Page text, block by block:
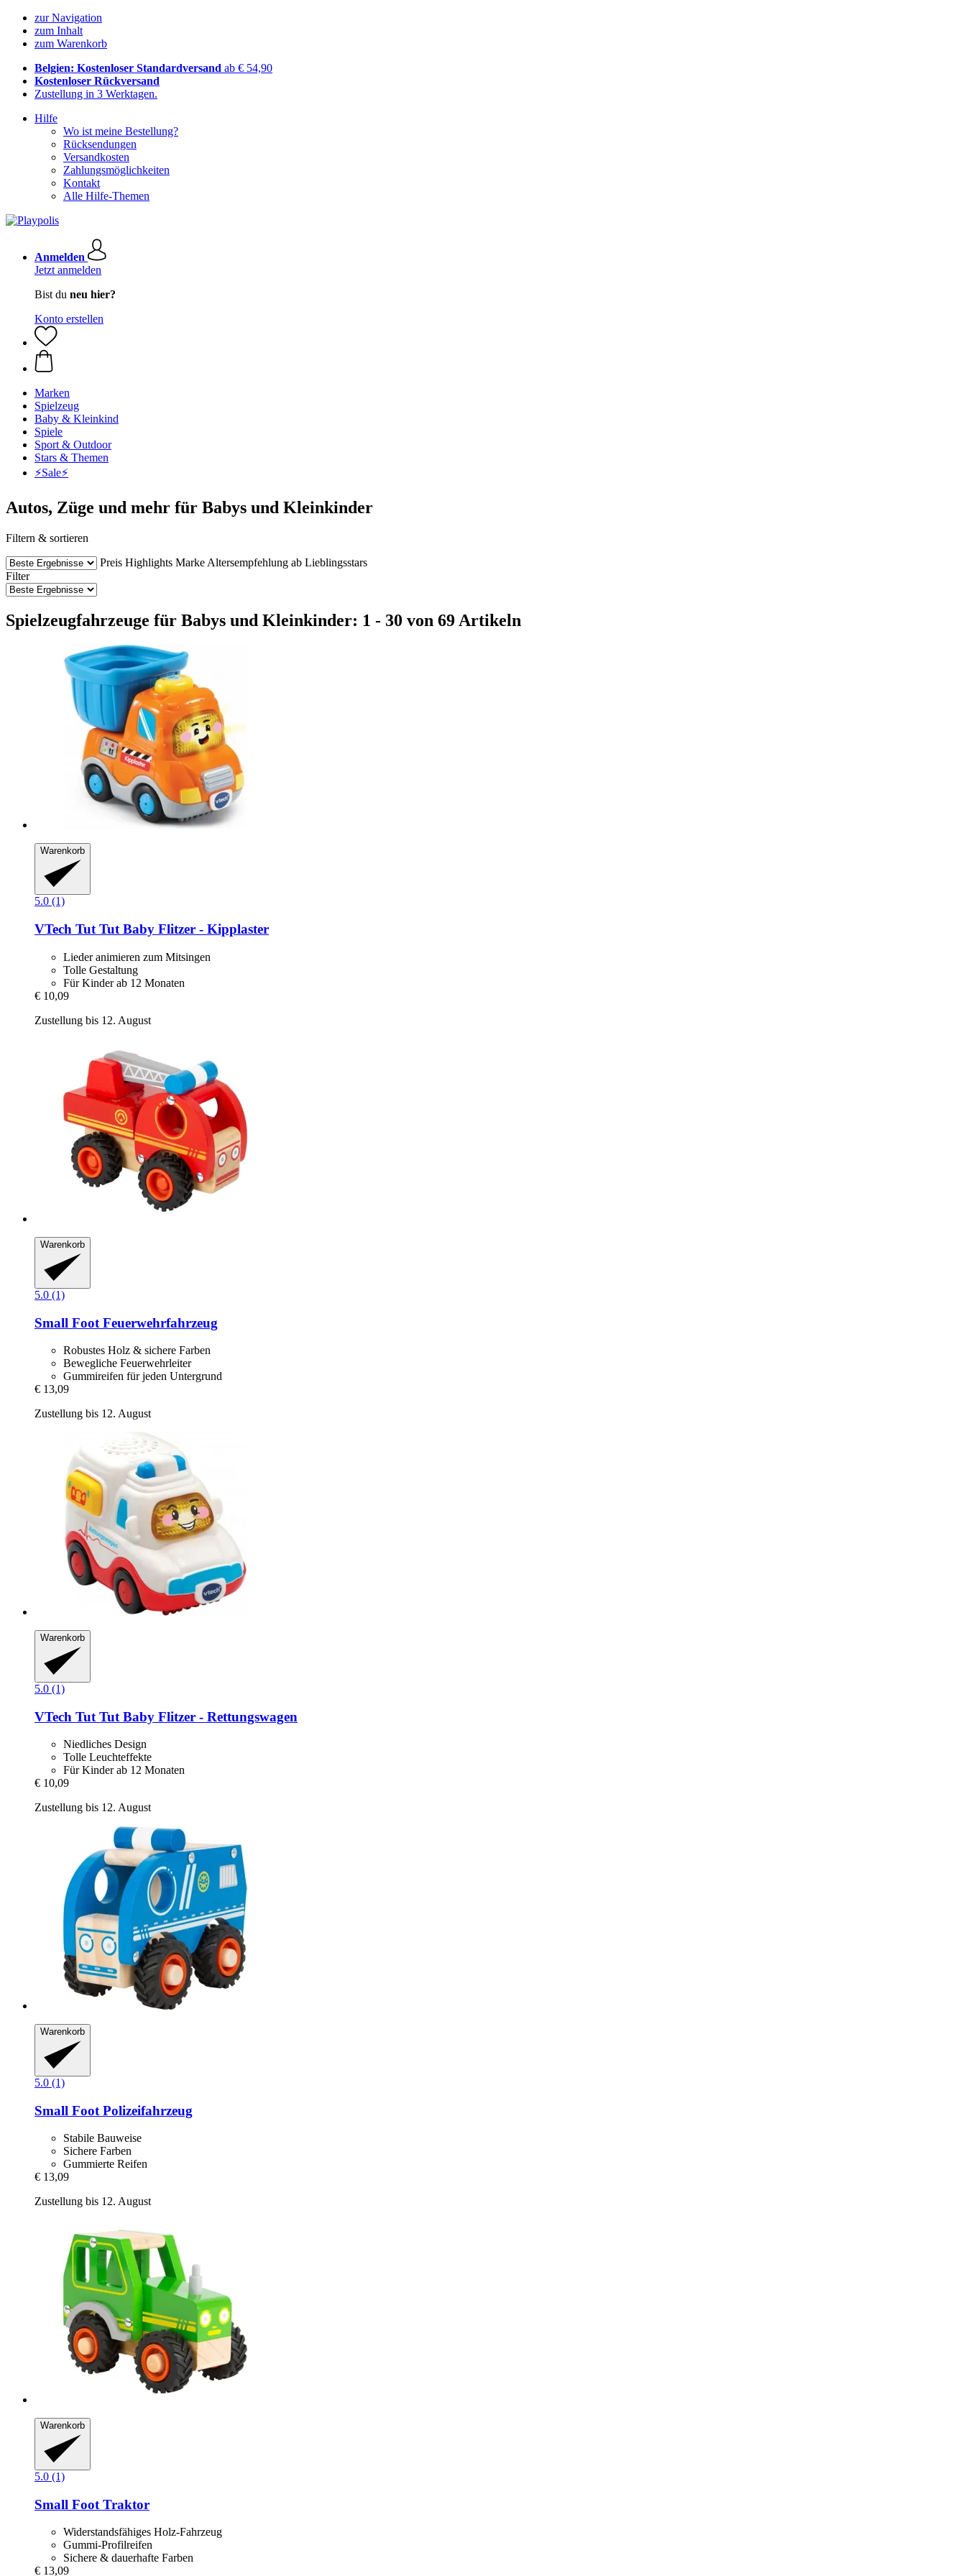
zur Navigation
zum Inhalt
zum Warenkorb
Belgien: Kostenloser Standardversand ab € 54,90
Kostenloser Rückversand
Zustellung in 3 Werktagen.
Hilfe
Wo ist meine Bestellung?
Rücksendungen
Versandkosten
Zahlungsmöglichkeiten
Kontakt
Alle Hilfe-Themen
Anmelden
Jetzt anmelden
Bist du neu hier?
Konto erstellen
Marken
Spielzeug
Baby & Kleinkind
Spiele
Sport & Outdoor
Stars & Themen
⚡️Sale⚡️
Autos, Züge und mehr für Babys und Kleinkinder
Filtern & sortieren
Preis Highlights Marke Altersempfehlung ab Lieblingsstars
Filter
Spielzeugfahrzeuge für Babys und Kleinkinder: 1 - 30 von 69 Artikeln
Warenkorb
5.0 (1)
VTech Tut Tut Baby Flitzer -​ Kipplaster
Lieder animieren zum Mitsingen
Tolle Gestaltung
Für Kinder ab 12 Monaten
€ 10,09
Zustellung bis 12. August
Warenkorb
5.0 (1)
Small Foot Feuerwehrfahrzeug
Robustes Holz & sichere Farben
Bewegliche Feuerwehrleiter
Gummireifen für jeden Untergrund
€ 13,09
Zustellung bis 12. August
Warenkorb
5.0 (1)
VTech Tut Tut Baby Flitzer -​ Rettungswagen
Niedliches Design
Tolle Leuchteffekte
Für Kinder ab 12 Monaten
€ 10,09
Zustellung bis 12. August
Warenkorb
5.0 (1)
Small Foot Polizeifahrzeug
Stabile Bauweise
Sichere Farben
Gummierte Reifen
€ 13,09
Zustellung bis 12. August
Warenkorb
5.0 (1)
Small Foot Traktor
Widerstandsfähiges Holz-Fahrzeug
Gummi-Profilreifen
Sichere & dauerhafte Farben
€ 13,09